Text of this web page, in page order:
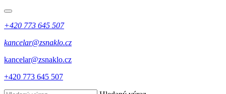
+420 773 645 507
kancelar@zsnaklo.cz
kancelar@zsnaklo.cz
+420 773 645 507